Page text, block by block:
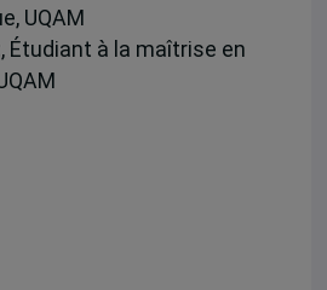
UQAM
, Étudiant à la maîtrise en